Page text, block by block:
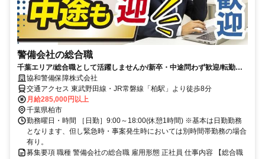
警備会社の総合職
千葉エリア/総合職として活躍しませんか/新卒・中途問わず歓迎/転勤な
し/未経験から管理職候補を育成
協和警備保障株式会社
交通アクセス 東武野田線・JR常磐線「柏駅」より徒歩8分
月給285,000円以上
千葉県柏市
勤務曜日・時間 ［日勤］9:00～18:00(休憩1時間) ※基本は日勤勤務
となります、但し緊急時・事案発生時においては別時間帯勤務の場合
有り。
募集要項 職種 警備会社の総合職 雇用形態 正社員 仕事内容 【総合職